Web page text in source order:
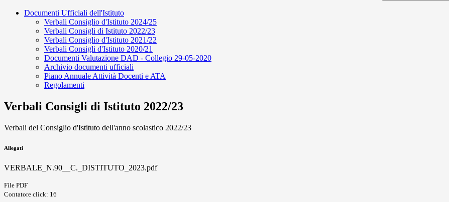
Documenti Ufficiali dell'Istituto
Verbali Consiglio d'Istituto 2024/25
Verbali Consigli di Istituto 2022/23
Verbali Consiglio d'Istituto 2021/22
Verbali Consigli d'Istituto 2020/21
Documenti Valutazione DAD - Collegio 29-05-2020
Archivio documenti ufficiali
Piano Annuale Attività Docenti e ATA
Regolamenti
Verbali Consigli di Istituto 2022/23
Verbali del Consiglio d'Istituto dell'anno scolastico 2022/23
Allegati
VERBALE_N.90__C._DISTITUTO_2023.pdf
File PDF
Contatore click: 16